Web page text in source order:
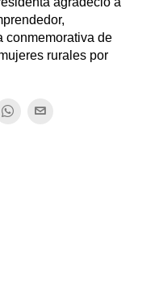
conmemorativa de
rurales por